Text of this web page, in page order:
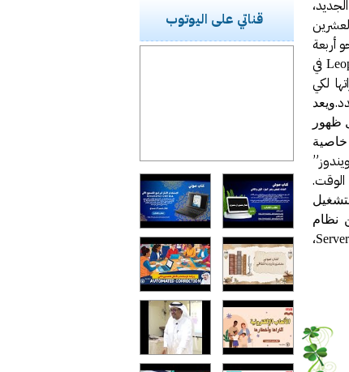
قناتي على اليوتوب
بنحو أربعة
في
لكي
ويعد
ظهور
خاصية
الوقت.
نظام
،